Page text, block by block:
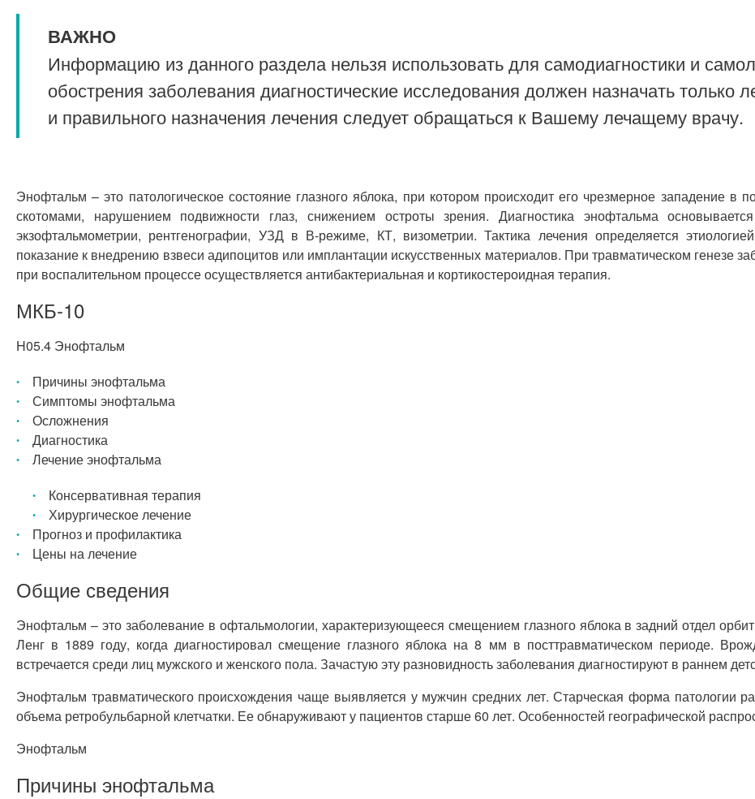
ВАЖНО
Информацию из данного раздела нельзя использовать для самодиагностики и
обострения заболевания диагностические исследования должен назначать только
и правильного назначения лечения следует обращаться к Вашему лечащему врачу.
Энофтальм – это патологическое состояние глазного яблока, при котором происходит его чрезмерное западение в
скотомами, нарушением подвижности глаз, снижением остроты зрения. Диагностика энофтальма
экзофтальмометрии, рентгенографии, УЗД в В-режиме, КТ, визометрии. Тактика лечения определяется
показание к внедрению взвеси адипоцитов или имплантации искусственных материалов. При травматическом генезе
при воспалительном процессе осуществляется антибактериальная и кортикостероидная терапия.
МКБ-10
H05.4 Энофтальм
Причины энофтальма
Симптомы энофтальма
Осложнения
Диагностика
Лечение энофтальма
Консервативная терапия
Хирургическое лечение
Прогноз и профилактика
Цены на лечение
Общие сведения
Энофтальм – это заболевание в офтальмологии, характеризующееся смещением глазного яблока в задний отдел
Ленг в 1889 году, когда диагностировал смещение глазного яблока на 8 мм в посттравматическом периоде.
встречается среди лиц мужского и женского пола. Зачастую эту разновидность заболевания диагностируют в раннем
Энофтальм травматического происхождения чаще выявляется у мужчин средних лет. Старческая форма патологии
объема ретробульбарной клетчатки. Ее обнаруживают у пациентов старше 60 лет. Особенностей географической
Энофтальм
Причины энофтальма